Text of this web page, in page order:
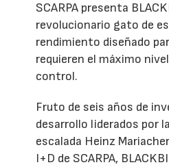
SCARPA presenta
revolucionario gato de
rendimiento diseñado
requieren el máximo
control.
Fruto de seis años de
desarrollo liderados por
escalada Heinz
I+D de SCARPA,